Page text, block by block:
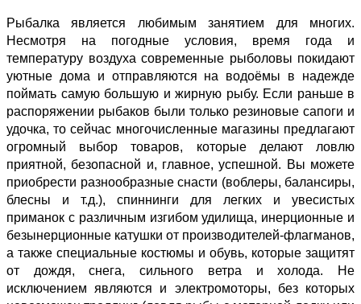
Рыбалка является любимым занятием для многих.
Несмотря на погодные условия, время года и
температуру воздуха современные рыболовы покидают
уютные дома и отправляются на водоёмы в надежде
поймать самую большую и жирную рыбу. Если раньше в
распоряжении рыбаков были только резиновые сапоги и
удочка, то сейчас многочисленные магазины предлагают
огромный выбор товаров, которые делают ловлю
приятной, безопасной и, главное, успешной. Вы можете
приобрести разнообразные снасти (воблеры, балансиры,
блесны и т.д.), спиннинги для легких и увесистых
приманок с различным изгибом удилища, инерционные и
безынерционные катушки от производителей-флагманов,
а также специальные костюмы и обувь, которые защитят
от дождя, снега, сильного ветра и холода. Не
исключением являются и электромоторы, без которых